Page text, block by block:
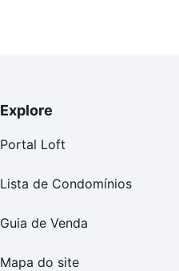
Explore
Portal Loft
Lista de Condomínios
Guia de Venda
Mapa do site